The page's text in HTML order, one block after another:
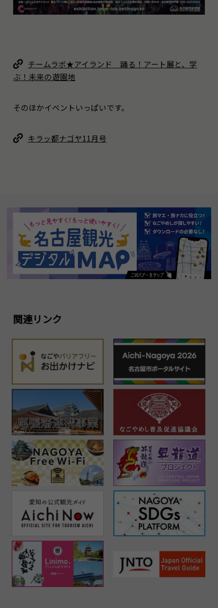
チームラボ★アイランド 踊る！アート展と、学
ぶ！未来の遊園地
そのほかイベントいっぱいです。
キラッ都ナゴヤ11月号
関連リンク